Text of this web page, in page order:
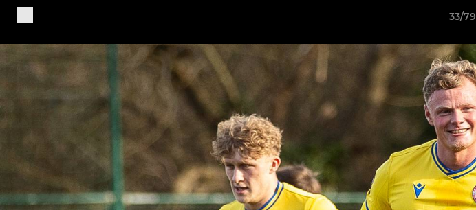
33/79